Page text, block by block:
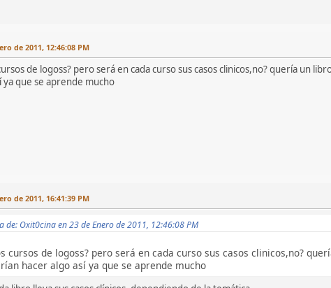
de 2011, 12:46:08 PM
de logoss? pero será en cada curso sus casos clinicos,no? quería un
ya que se aprende mucho
de 2011, 16:41:39 PM
de: Oxit0cina en 23 de Enero de 2011, 12:46:08 PM
cursos de logoss? pero será en cada curso sus casos clinicos,no?
hacer algo así ya que se aprende mucho